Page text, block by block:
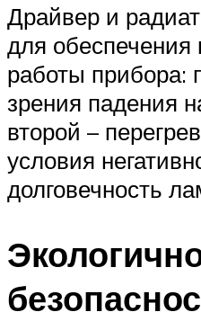
Драйвер и
для обеспечения
работы прибора:
зрения падения
второй –
условия
долговечность